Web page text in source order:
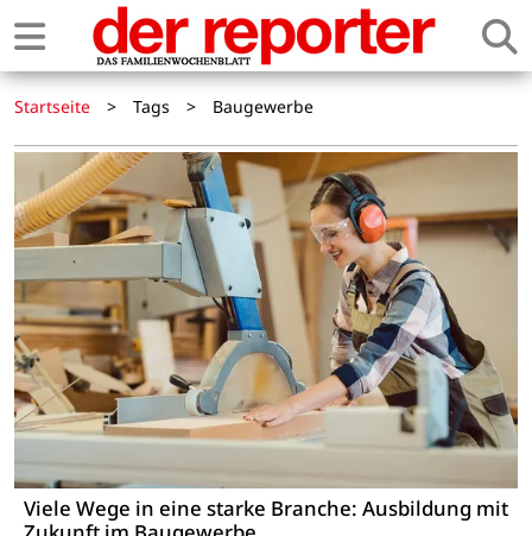
Startseite > Tags > Baugewerbe
Viele Wege in eine starke Branche: Ausbildung mit